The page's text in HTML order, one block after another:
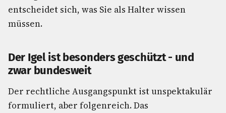
entscheidet sich, was Sie als Halter wissen
müssen.
Der Igel ist besonders geschützt - und
zwar bundesweit
Der rechtliche Ausgangspunkt ist unspektakulär
formuliert, aber folgenreich. Das